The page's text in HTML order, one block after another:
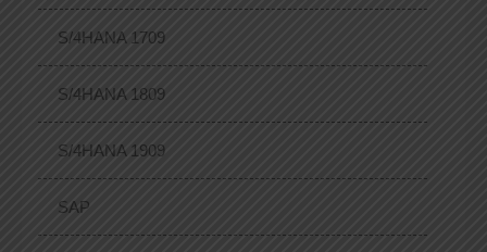
S/4HANA 1709
S/4HANA 1809
S/4HANA 1909
SAP